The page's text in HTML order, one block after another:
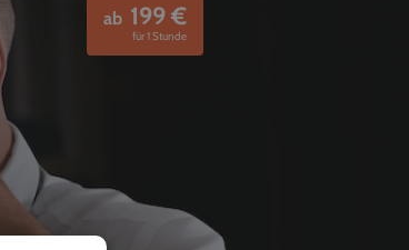
ab 199€
für 1 Stunde